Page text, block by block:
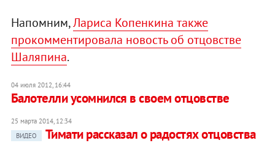
Напомним,Лариса Копенкина также
прокомментировала новость об отцовстве
Шаляпина.
04 июля 2012, 16:44
Балотелли усомнился в своем отцовстве
25 марта 2014, 12:34
ВИДЕО
Тимати рассказал о радостях отцовства